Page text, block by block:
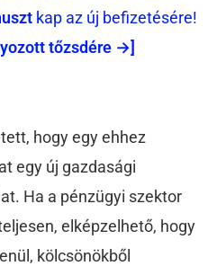
kap az új befizetésére!
tőzsdére →]
hogy egy ehhez
egy új gazdasági
Ha a pénzügyi szektor
elképzelhető, hogy
kölcsönökből